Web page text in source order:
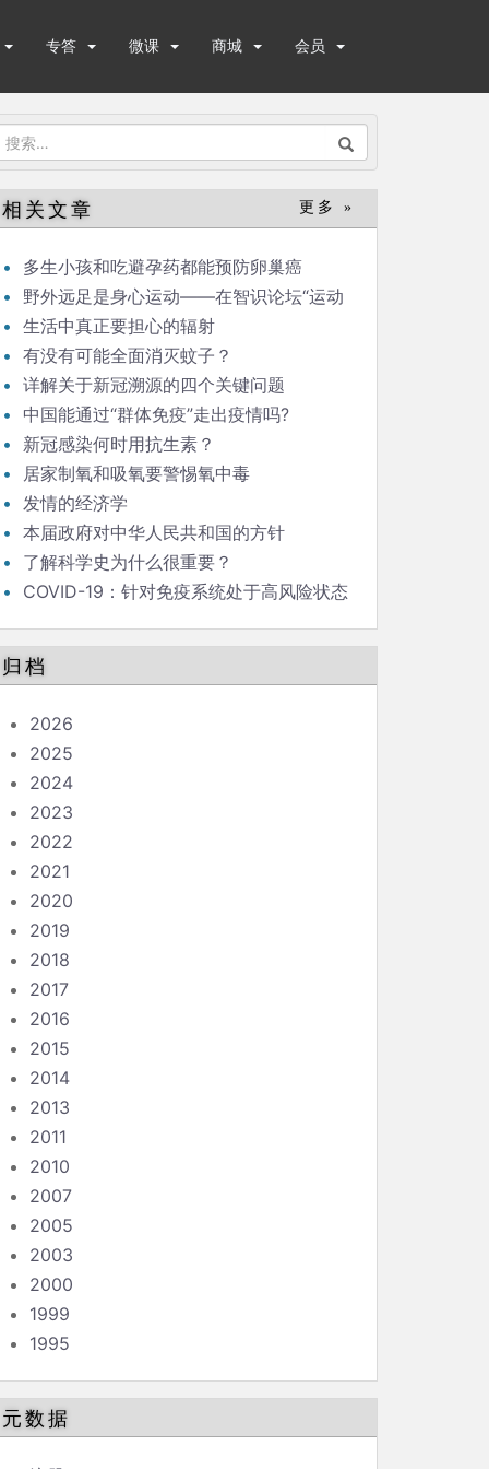
专答 微课 商城 会员
搜
：
相关文章 更多 »
多生小孩和吃避孕药都能预防卵巢癌
野外远足是身心运动——在智识论坛“运动
与健康”的发言
生活中真正要担心的辐射
有没有可能全面消灭蚊子？
详解关于新冠溯源的四个关键问题
中国能通过“群体免疫”走出疫情吗?
新冠感染何时用抗生素？
居家制氧和吸氧要警惕氧中毒
发情的经济学
本届政府对中华人民共和国的方针
了解科学史为什么很重要？
COVID-19：针对免疫系统处于高风险状态
归档
2026
2025
2024
2023
2022
2021
2020
2019
2018
2017
2016
2015
2014
2013
2011
2010
2007
2005
2003
2000
1999
1995
元数据